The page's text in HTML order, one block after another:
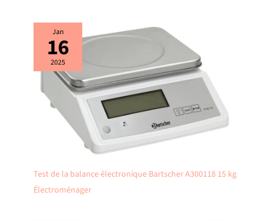
Jan
16
2025
Test de la balance électronique Bartscher A300118 15 kg
Électroménager